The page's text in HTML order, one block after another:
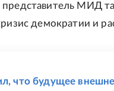
МИД
демократии и
что будущее